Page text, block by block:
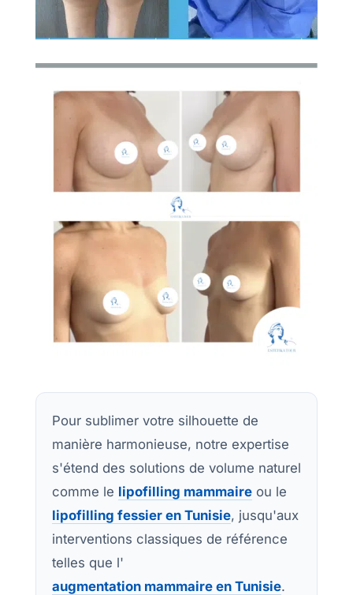
Pour sublimer votre silhouette de
manière harmonieuse, notre expertise
s'étend des solutions de volume naturel
comme le lipofilling mammaireou le
lipofilling fessier en Tunisie, jusqu'aux
interventions classiques de référence
telles que l'
augmentation mammaire en Tunisie.